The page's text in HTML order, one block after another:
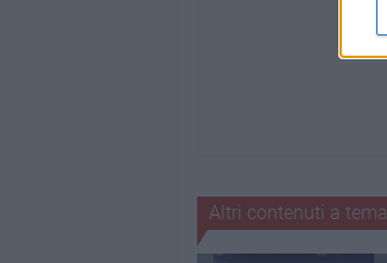
Altri contenuti a tema